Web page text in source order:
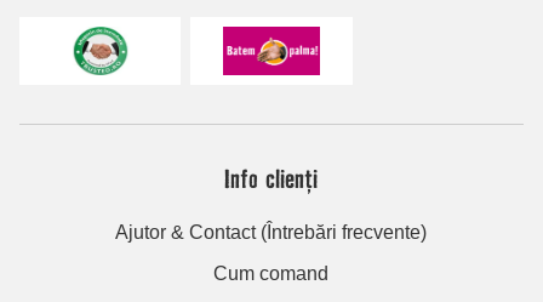
Info clienți
Ajutor & Contact (Întrebări frecvente)
Cum comand